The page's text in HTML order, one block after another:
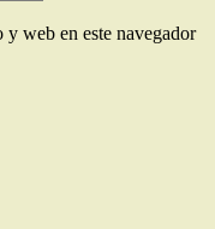
web en este navegador